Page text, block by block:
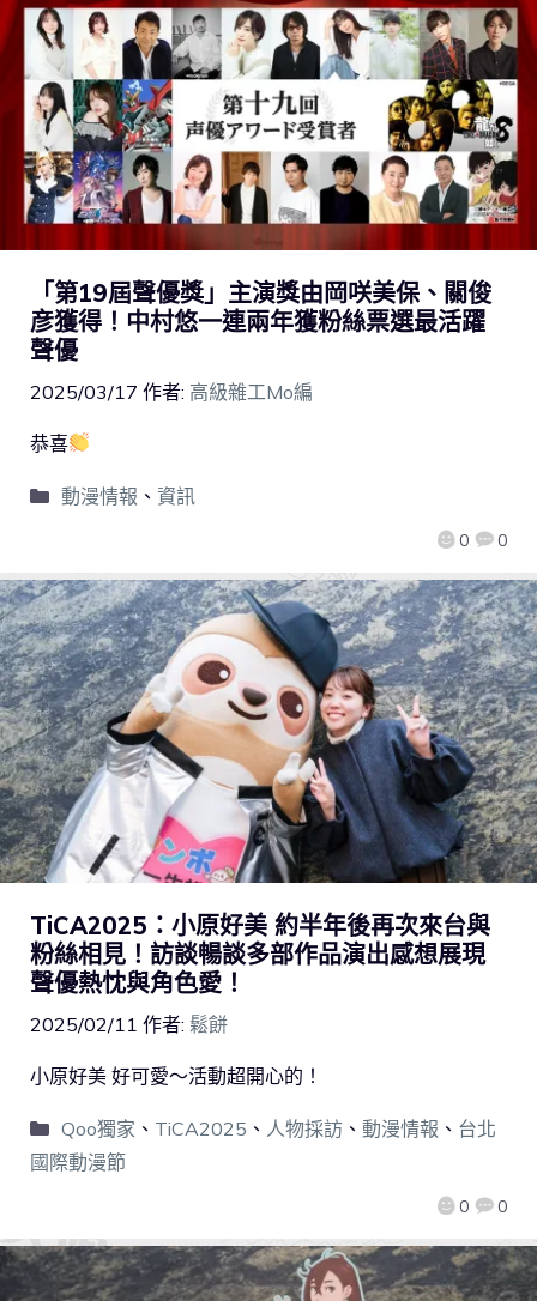
「第19屆聲優獎」主演獎由岡咲美保、關俊
彦獲得！中村悠一連兩年獲粉絲票選最活躍
聲優
2025/03/17 作者: 高級雜工Mo編
0 0
恭喜
動漫情報 、 資訊
TiCA2025：小原好美 約半年後再次來台與
粉絲相見！訪談暢談多部作品演出感想展現
聲優熱忱與角色愛！
2025/02/11 作者: 鬆餅
0 0
小原好美 好可愛～活動超開心的！
Qoo獨家 、 TiCA2025 、 人物採訪、 動漫情報 、 台北
國際動漫節